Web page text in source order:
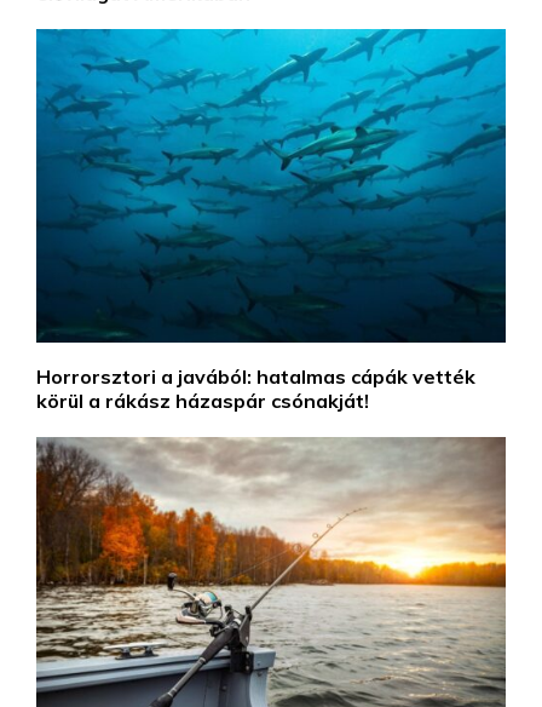
Horrorsztori a javából: hatalmas cápák vették
körül a rákász házaspár csónakját!